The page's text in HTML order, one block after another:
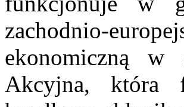
zachodnio-
ekonomiczną w
Akcyjna, która